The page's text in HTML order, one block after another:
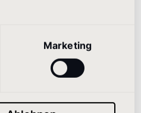
Marketing